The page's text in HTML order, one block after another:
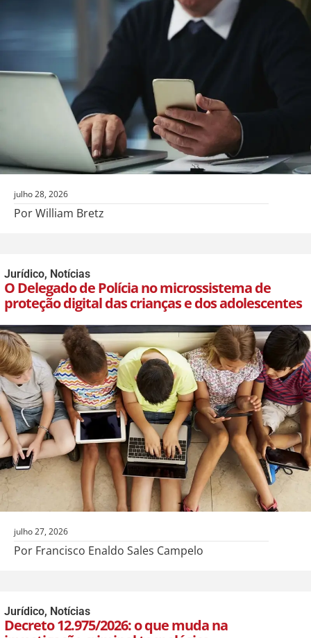
julho 28, 2026
Por William Bretz
Jurídico, Notícias
O Delegado de Polícia no microssistema de
proteção digital das crianças e dos adolescentes
julho 27, 2026
Por Francisco Enaldo Sales Campelo
Jurídico, Notícias
Decreto 12.975/2026: o que muda na